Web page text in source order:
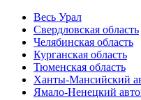
Весь Урал
Свердловская область
Челябинская область
Курганская область
Тюменская область
Ханты-Мансийский
Ямало-Ненецкий